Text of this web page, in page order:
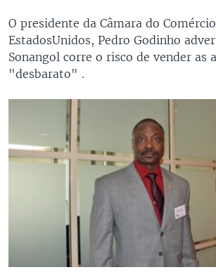
O presidente da Câmara do
EstadosUnidos, Pedro Godinho
Sonangol corre o risco de vender as
"desbarato" .